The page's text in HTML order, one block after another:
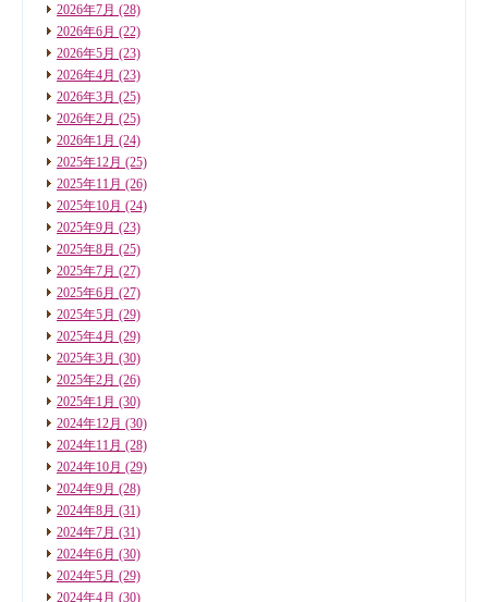
2026年7月 (28)
2026年6月 (22)
2026年5月 (23)
2026年4月 (23)
2026年3月 (25)
2026年2月 (25)
2026年1月 (24)
2025年12月 (25)
2025年11月 (26)
2025年10月 (24)
2025年9月 (23)
2025年8月 (25)
2025年7月 (27)
2025年6月 (27)
2025年5月 (29)
2025年4月 (29)
2025年3月 (30)
2025年2月 (26)
2025年1月 (30)
2024年12月 (30)
2024年11月 (28)
2024年10月 (29)
2024年9月 (28)
2024年8月 (31)
2024年7月 (31)
2024年6月 (30)
2024年5月 (29)
2024年4月 (30)